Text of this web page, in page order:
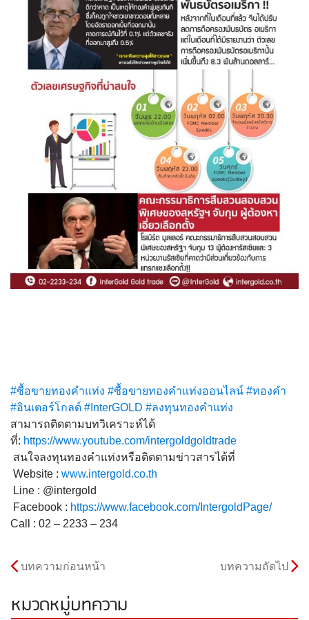
#ซื้อขายทองคำแท่ง #ซื้อขายทองคำแท่งออนไลน์ #ทองคำ
#อินเตอร์โกลด์ #InterGOLD #ลงทุนทองคำแท่ง
สามารถติดตามบทวิเคราะห์ได้
ที่: https://www.youtube.com/intergoldgoldtrade
สนใจลงทุนทองคำแท่งหรือติดตามข่าวสารได้ที่
Website : www.intergold.co.th
Line : @intergold
Facebook : https://www.facebook.com/IntergoldPage/
Call : 02 – 2233 – 234
บทความก่อนหน้า บทความถัดไป
หมวดหมู่บทความ